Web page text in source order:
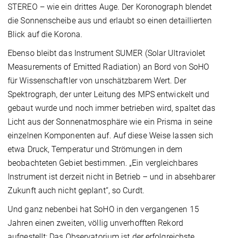
STEREO – wie ein drittes Auge. Der Koronograph blendet
die Sonnenscheibe aus und erlaubt so einen detaillierten
Blick auf die Korona.
Ebenso bleibt das Instrument SUMER (Solar Ultraviolet
Measurements of Emitted Radiation) an Bord von SoHO
für Wissenschaftler von unschätzbarem Wert. Der
Spektrograph, der unter Leitung des MPS entwickelt und
gebaut wurde und noch immer betrieben wird, spaltet das
Licht aus der Sonnenatmosphäre wie ein Prisma in seine
einzelnen Komponenten auf. Auf diese Weise lassen sich
etwa Druck, Temperatur und Strömungen in dem
beobachteten Gebiet bestimmen. „Ein vergleichbares
Instrument ist derzeit nicht in Betrieb – und in absehbarer
Zukunft auch nicht geplant“, so Curdt.
Und ganz nebenbei hat SoHO in den vergangenen 15
Jahren einen zweiten, völlig unverhofften Rekord